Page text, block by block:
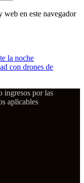
en este navegador
la noche
con drones de
ingresos por las
aplicables